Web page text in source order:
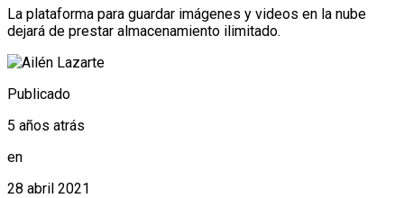
La plataforma para guardar imágenes y videos en la nube
dejará de prestar almacenamiento ilimitado.
Publicado
5 años atrás
en
28 abril 2021